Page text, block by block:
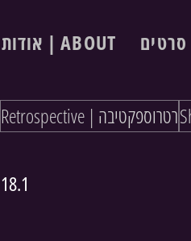
אודות | ABOUT
18.1
Retrospective | רטרוספקטיבה